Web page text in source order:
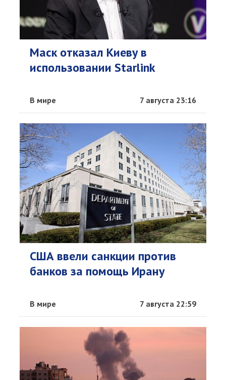
Маск отказал Киеву в
использовании Starlink
В мире 7 августа 23:16
США ввели санкции против
банков за помощь Ирану
В мире 7 августа 22:59